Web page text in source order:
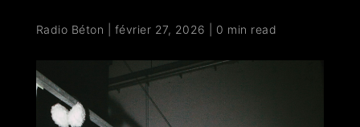
Radio Béton février 27, 2026 0 min read